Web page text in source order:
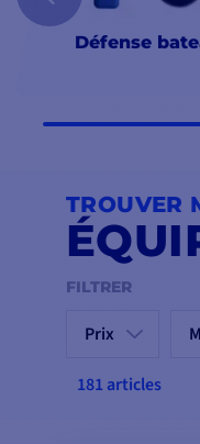
Défense
TROUVER
FILTRER
Prix
181 articles